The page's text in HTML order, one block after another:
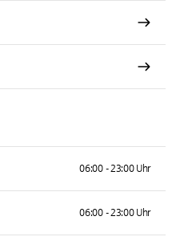
06:00 - 23:00 Uhr
06:00 - 23:00 Uhr